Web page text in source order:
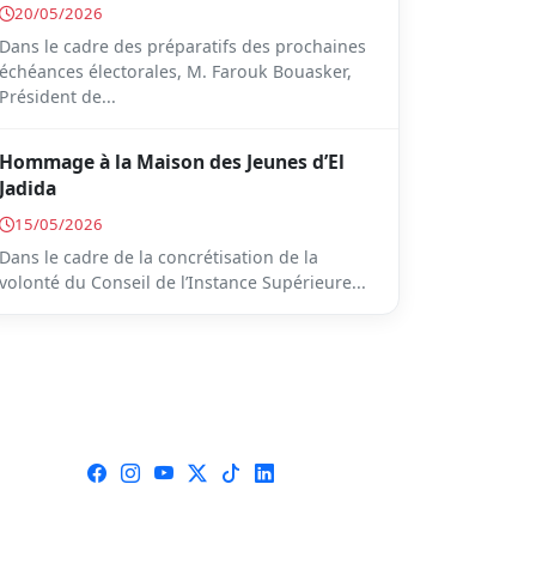
20/05/2026
Dans le cadre des préparatifs des prochaines
échéances électorales, M. Farouk Bouasker,
Président de...
Hommage à la Maison des Jeunes d’El
Jadida
15/05/2026
Dans le cadre de la concrétisation de la
volonté du Conseil de l’Instance Supérieure...